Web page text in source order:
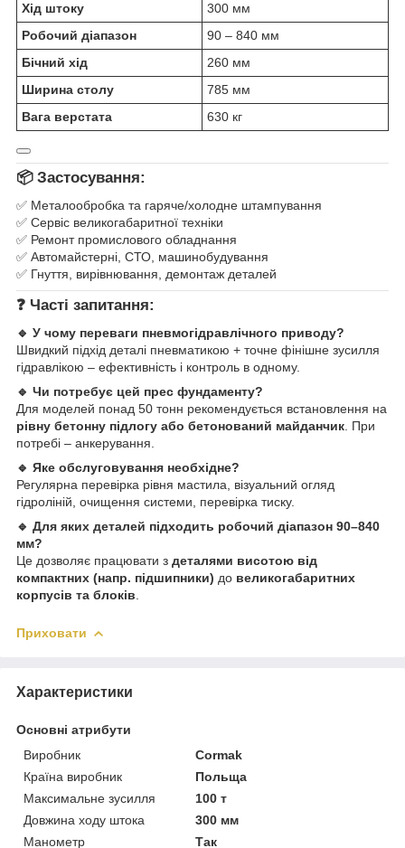
Хід штоку
300 мм
Робочий діапазон
90 – 840 мм
Бічний хід
260 мм
Ширина столу
785 мм
Вага верстата
630 кг
📦 Застосування:
✅ Металообробка та гаряче/холодне штампування
✅ Сервіс великогабаритної техніки
✅ Ремонт промислового обладнання
✅ Автомайстерні, СТО, машинобудування
✅ Гнуття, вирівнювання, демонтаж деталей
❓ Часті запитання:
🔹 У чому переваги пневмогідравлічного приводу?
Швидкий підхід деталі пневматикою + точне фінішне зусилля
гідравлікою – ефективність і контроль в одному.
🔹 Чи потребує цей прес фундаменту?
Для моделей понад 50 тонн рекомендується встановлення на
рівну бетонну підлогу або бетонований майданчик . При
потребі – анкерування.
🔹 Яке обслуговування необхідне?
Регулярна перевірка рівня мастила, візуальний огляд
гідроліній, очищення системи, перевірка тиску.
🔹 Для яких деталей підходить робочий діапазон 90–840
мм?
Це дозволяє працювати з деталями висотою від
компактних (напр. підшипники) до великогабаритних
корпусів та блоків
Приховати
Характеристики
Основні атрибути
Виробник
Cormak
Країна виробник
Польща
Максимальне зусилля
100 т
Довжина ходу штока
300 мм
Манометр
Так